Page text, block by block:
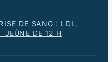
DE SANG : LDL,
JEÛNE DE 12 H